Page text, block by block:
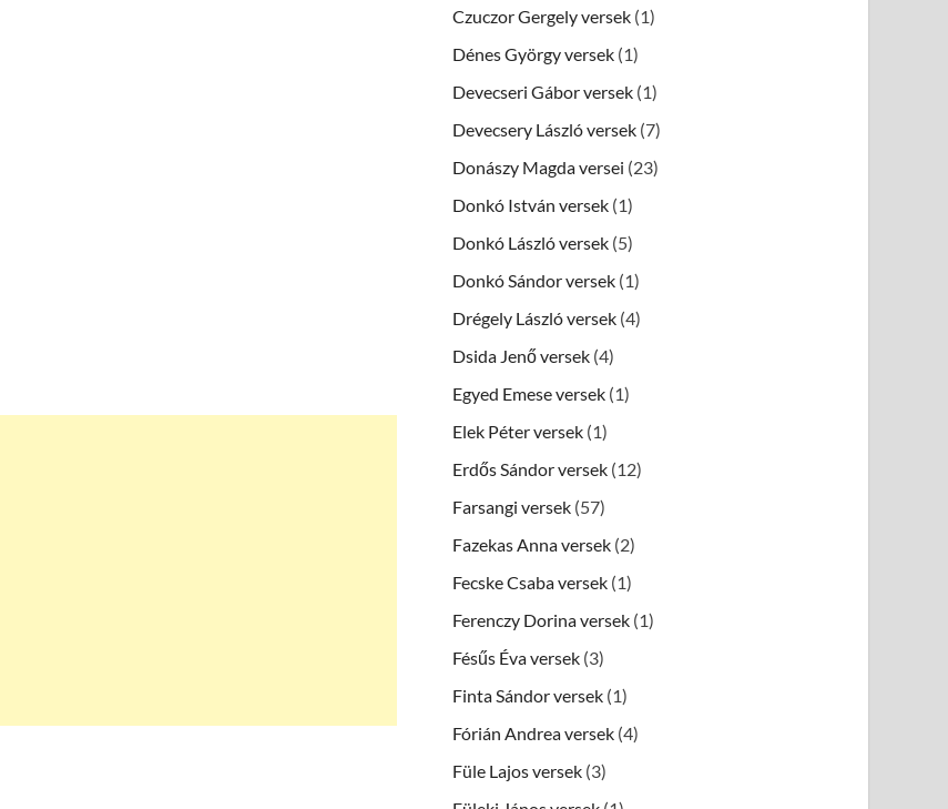
Czuczor Gergely versek (1)
Dénes György versek (1)
Devecseri Gábor versek (1)
Devecsery László versek (7)
Donászy Magda versei (23)
Donkó István versek (1)
Donkó László versek (5)
Donkó Sándor versek (1)
Drégely László versek (4)
Dsida Jenő versek (4)
Egyed Emese versek (1)
Elek Péter versek (1)
Erdős Sándor versek (12)
Farsangi versek (57)
Fazekas Anna versek (2)
Fecske Csaba versek (1)
Ferenczy Dorina versek (1)
Fésűs Éva versek (3)
Finta Sándor versek (1)
Fórián Andrea versek (4)
Füle Lajos versek (3)